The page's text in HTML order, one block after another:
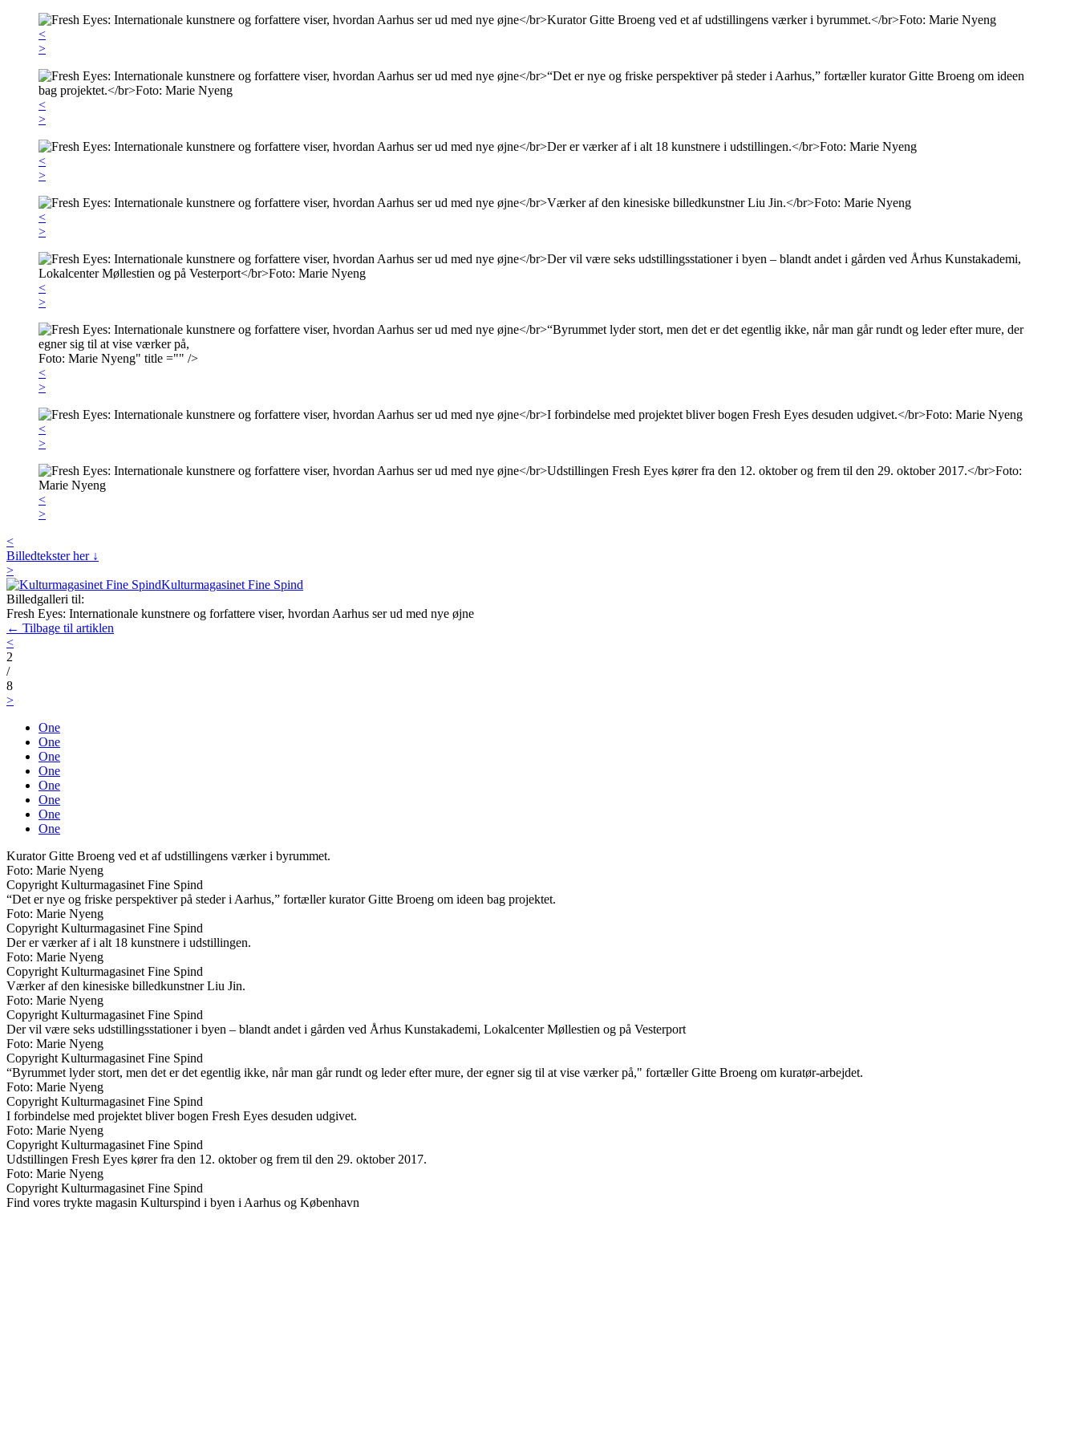
<
>
<
>
<
>
<
>
<
>
Foto: Marie Nyeng" title ="" />
<
>
<
>
<
>
<
Billedtekster her ↓
>
Kulturmagasinet Fine Spind
Billedgalleri til:
Fresh Eyes: Internationale kunstnere og forfattere viser, hvordan Aarhus ser ud med nye øjne
← Tilbage til artiklen
<
2
/
8
>
One
One
One
One
One
One
One
One
Kurator Gitte Broeng ved et af udstillingens værker i byrummet.
Foto: Marie Nyeng
Copyright Kulturmagasinet Fine Spind
“Det er nye og friske perspektiver på steder i Aarhus,” fortæller kurator Gitte Broeng om ideen bag projektet.
Foto: Marie Nyeng
Copyright Kulturmagasinet Fine Spind
Der er værker af i alt 18 kunstnere i udstillingen.
Foto: Marie Nyeng
Copyright Kulturmagasinet Fine Spind
Værker af den kinesiske billedkunstner Liu Jin.
Foto: Marie Nyeng
Copyright Kulturmagasinet Fine Spind
Der vil være seks udstillingsstationer i byen – blandt andet i gården ved Århus Kunstakademi, Lokalcenter Møllestien og på Vesterport
Foto: Marie Nyeng
Copyright Kulturmagasinet Fine Spind
“Byrummet lyder stort, men det er det egentlig ikke, når man går rundt og leder efter mure, der egner sig til at vise værker på," fortæller Gitte Broeng om kuratør-arbejdet.
Foto: Marie Nyeng
Copyright Kulturmagasinet Fine Spind
I forbindelse med projektet bliver bogen Fresh Eyes desuden udgivet.
Foto: Marie Nyeng
Copyright Kulturmagasinet Fine Spind
Udstillingen Fresh Eyes kører fra den 12. oktober og frem til den 29. oktober 2017.
Foto: Marie Nyeng
Copyright Kulturmagasinet Fine Spind
Find vores trykte magasin Kulturspind i byen i Aarhus og København